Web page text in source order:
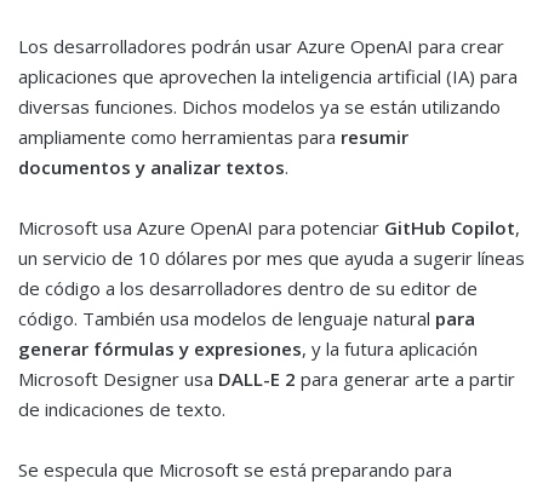
Los desarrolladores podrán usar Azure OpenAI para crear
aplicaciones que aprovechen la inteligencia artificial (IA) para
diversas funciones. Dichos modelos ya se están utilizando
ampliamente como herramientas para resumir
documentos y analizar textos.
Microsoft usa Azure OpenAI para potenciar GitHub Copilot,
un servicio de 10 dólares por mes que ayuda a sugerir líneas
de código a los desarrolladores dentro de su editor de
código. También usa modelos de lenguaje natural para
generar fórmulas y expresiones, y la futura aplicación
Microsoft Designer usa DALL-E 2 para generar arte a partir
de indicaciones de texto.
Se especula que Microsoft se está preparando para